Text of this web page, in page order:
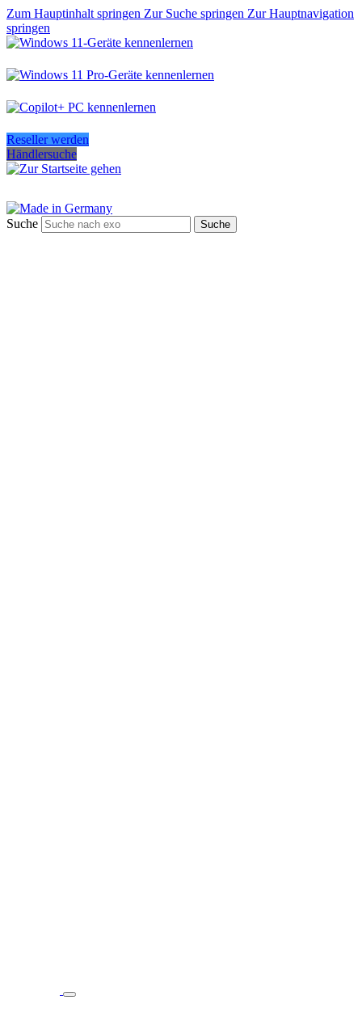
Zum Hauptinhalt springen Zur Suche springen Zur Hauptnavigation
springen
Reseller werden
Händlersuche
Suche Suche